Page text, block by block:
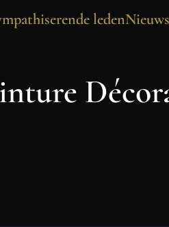
ledenNieuws